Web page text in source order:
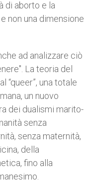
di aborto e la
non una dimensione
ad analizzare ciò
La teoria del
“queer”, una totale
un nuovo
dei dualismi marito-
senza
senza maternità,
della
fino alla